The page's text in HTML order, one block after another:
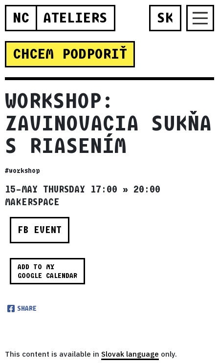
NC ATELIERS SK
CHCEM PODPORIŤ
WORKSHOP:
ZAVINOVACIA SUKŇA
S RIASENÍM
#workshop
15–MAY THURSDAY 17:00 » 20:00
MAKERSPACE
FB EVENT
ADD TO MY
GOOGLE CALENDAR
SHARE
This content is available in Slovak language only.